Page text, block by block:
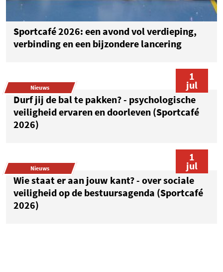
Sportcafé 2026: een avond vol verdieping,
verbinding en een bijzondere lancering
Nieuws
Durf jij de bal te pakken? - psychologische
veiligheid ervaren en doorleven (Sportcafé
2026)
1
jul
Nieuws
Wie staat er aan jouw kant? - over sociale
veiligheid op de bestuursagenda (Sportcafé
2026)
1
jul